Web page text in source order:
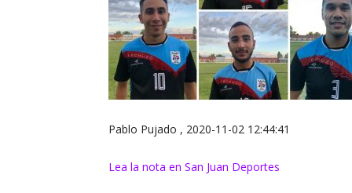
Pablo Pujado , 2020-11-02 12:44:41
Lea la nota en San Juan Deportes